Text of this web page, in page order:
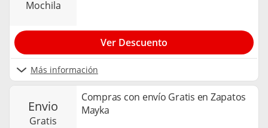
mochila
Más información
Ver Descuento
envio
gratis
Compras con envío Gratis en Zapatos
Mayka